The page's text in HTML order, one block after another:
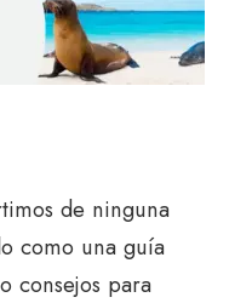
de ninguna
como una guía
consejos para